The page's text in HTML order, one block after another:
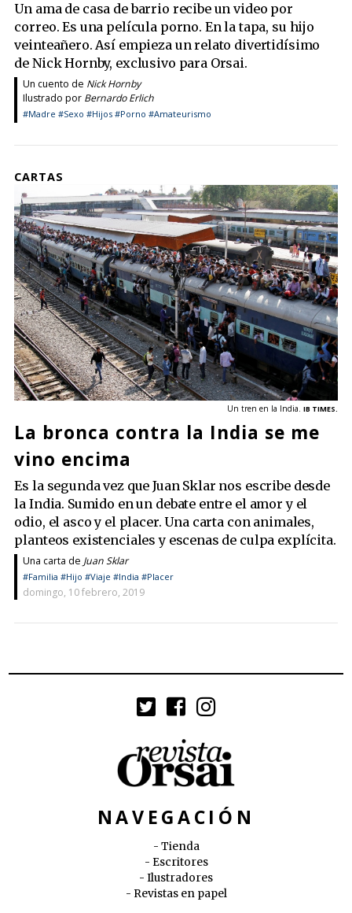
Un ama de casa de barrio recibe un video por
correo. Es una película porno. En la tapa, su hijo
veinteañero. Así empieza un relato divertidísimo
de Nick Hornby, exclusivo para Orsai.
Un cuento de Nick Hornby
Ilustrado por Bernardo Erlich
#Madre #Sexo #Hijos #Porno #Amateurismo
CARTAS
Un tren en la India. IB TIMES.
La bronca contra la India se me
vino encima
Es la segunda vez que Juan Sklar nos escribe desde
la India. Sumido en un debate entre el amor y el
odio, el asco y el placer. Una carta con animales,
planteos existenciales y escenas de culpa explícita.
Una carta de Juan Sklar
#Familia #Hijo #Viaje #India #Placer
domingo, 10 febrero, 2019
NAVEGACIÓN
Tienda
Escritores
Ilustradores
Revistas en papel